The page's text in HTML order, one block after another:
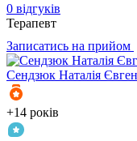
0 відгуків
Терапевт
Записатись на прийом
Сендзюк Наталія
+14 років